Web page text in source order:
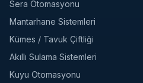
Sera Otomasyonu
Mantarhane Sistemleri
Kümes / Tavuk Çiftliği
Akıllı Sulama Sistemleri
Kuyu Otomasyonu